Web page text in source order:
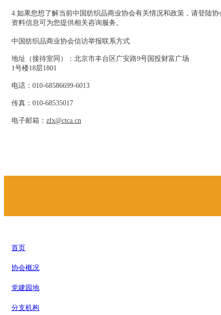
4.如果您想了解当前中国纺织品商业协会有关情况和政策，请登陆
资料信息可为您提供相关咨询服务。
中国纺织品商业协会信访举报联系方式
地址（接待室同）：北京市丰台区广安路9号国投财富广场
1号楼18层1801
电话：010-68586699-6013
传真：010-68535017
电子邮箱： zfx@ctca.cn
首页
协会概况
党建园地
分支机构